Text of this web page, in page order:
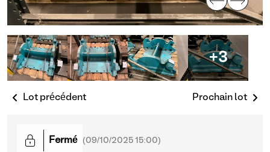
+3
Lot précédent Prochain lot
Fermé (09/10/2025 15:00)